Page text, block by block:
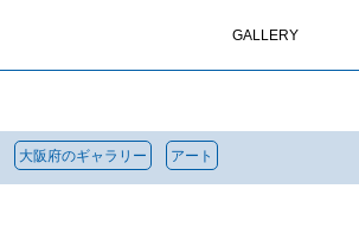
GALLERY
大阪府のギャラリー アート